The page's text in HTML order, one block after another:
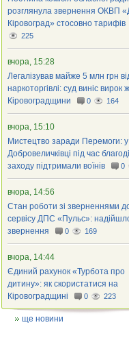
розглянула звернення ОКВП
Кіровоград» стосовно тарифів
225
вчора, 15:28
Легалізував майже 5 млн грн
наркоторгівлі: суд виніс вирок
Кіровоградщини
0 164
вчора, 15:10
Мистецтво заради Перемоги: у
Добровеличківці під час
заходу підтримали воїнів
0
вчора, 14:56
Стан роботи зі зверненнями
сервісу ДПС «Пульс»:
звернення
0 169
вчора, 14:44
Єдиний рахунок «Турбота про
дитину»: як скористатися на
Кіровоградщині
0 223
ще новини